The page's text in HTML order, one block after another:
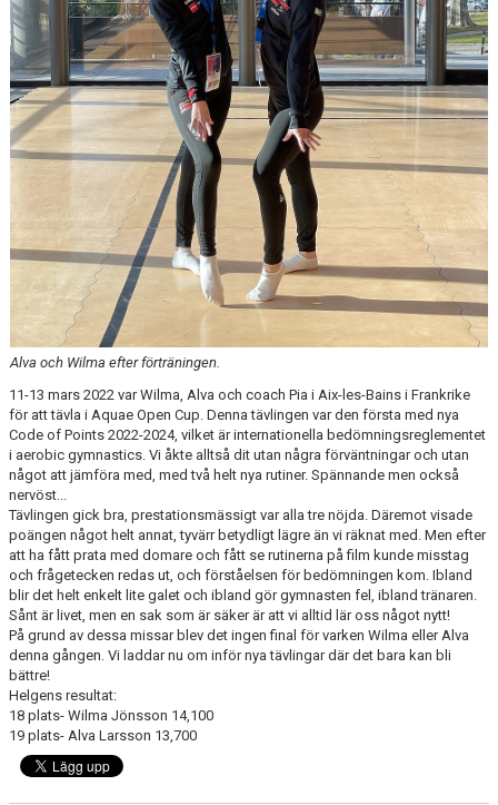
Alva och Wilma efter förträningen.
11-13 mars 2022 var Wilma, Alva och coach Pia i Aix-les-Bains i Frankrike
för att tävla i Aquae Open Cup. Denna tävlingen var den första med nya
Code of Points 2022-2024, vilket är internationella bedömningsreglementet
i aerobic gymnastics. Vi åkte alltså dit utan några förväntningar och utan
något att jämföra med, med två helt nya rutiner. Spännande men också
nervöst...
Tävlingen gick bra, prestationsmässigt var alla tre nöjda. Däremot visade
poängen något helt annat, tyvärr betydligt lägre än vi räknat med. Men efter
att ha fått prata med domare och fått se rutinerna på film kunde misstag
och frågetecken redas ut, och förståelsen för bedömningen kom. Ibland
blir det helt enkelt lite galet och ibland gör gymnasten fel, ibland tränaren.
Sånt är livet, men en sak som är säker är att vi alltid lär oss något nytt!
På grund av dessa missar blev det ingen final för varken Wilma eller Alva
denna gången. Vi laddar nu om inför nya tävlingar där det bara kan bli
bättre!
Helgens resultat:
18 plats- Wilma Jönsson 14,100
19 plats- Alva Larsson 13,700